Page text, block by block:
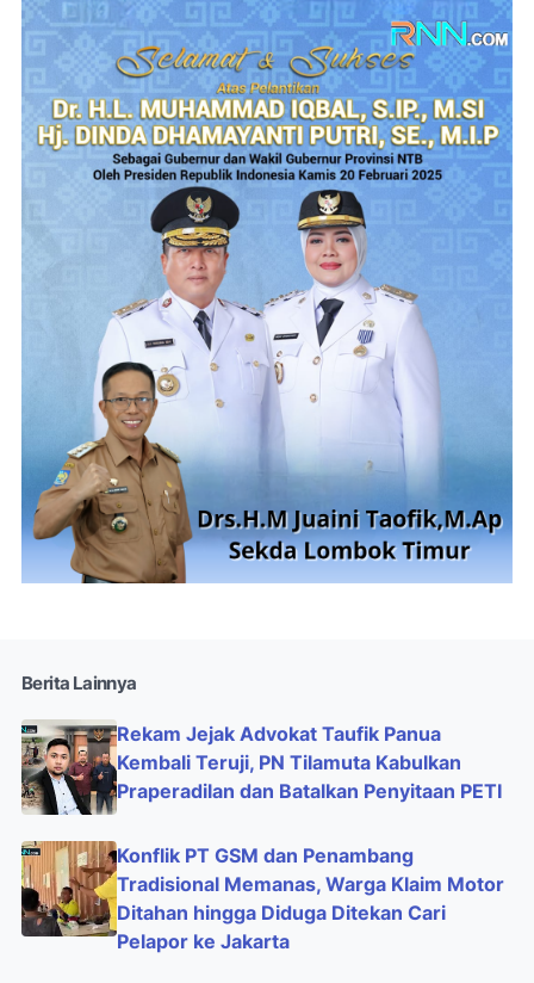
Berita Lainnya
Rekam Jejak Advokat Taufik Panua
Kembali Teruji, PN Tilamuta Kabulkan
Praperadilan dan Batalkan Penyitaan PETI
Konflik PT GSM dan Penambang
Tradisional Memanas, Warga Klaim Motor
Ditahan hingga Diduga Ditekan Cari
Pelapor ke Jakarta